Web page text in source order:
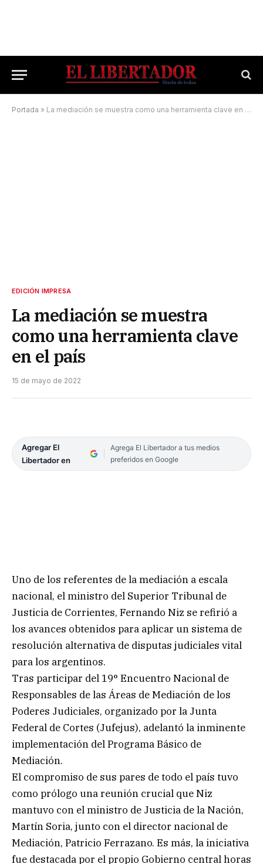
Portada » La mediación se muestra como una herramienta clave en el país
EDICIÓN IMPRESA
La mediación se muestra
como una herramienta clave
en el país
15 de mayo de 2022
Agregar El
Libertador en
Agrega El Libertador a tus medios
preferidos en Google
Uno de los referentes de la mediación a escala
nacional, el ministro del Superior Tribunal de
Justicia de Corrientes, Fernando Niz se refirió a
los avances obtenidos para aplicar un sistema de
resolución alternativa de disputas judiciales vital
para los argentinos.
Tras participar del 19° Encuentro Nacional de
Responsables de las Áreas de Mediación de los
Poderes Judiciales, organizado por la Junta
Federal de Cortes (Jufejus), adelantó la inminente
implementación del Programa Básico de
Mediación.
El compromiso de sus pares de todo el país tuvo
como prólogo una reunión crucial que Niz
mantuvo con el ministro de Justicia de la Nación,
Martín Soria, junto con el director nacional de
Mediación, Patricio Ferrazano. Es más, la iniciativa
fue destacada por el propio Gobierno central horas